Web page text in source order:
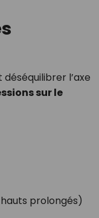
l’axe
sur le
prolongés)